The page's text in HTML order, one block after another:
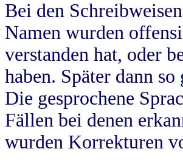
Bei den
Namen wurden
verstanden hat, oder
haben. Später dann
Die gesprochene
Fällen bei denen
wurden Korrekturen